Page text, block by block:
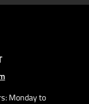
Monday to